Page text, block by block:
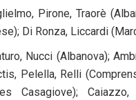
Pirone, Traorè
Di Ronza, Liccardi
Nucci (Albanova);
Pelella, Relli
Casagiove);